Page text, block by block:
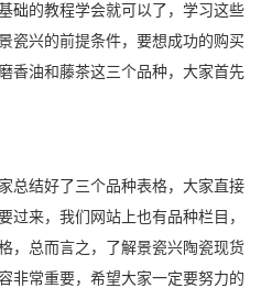
础的教程学会就可以了，学习这些
瓷兴的前提条件，要想成功的购买
香油和藤茶这三个品种，大家首先
总结好了三个品种表格，大家直接
过来，我们网站上也有品种栏目，
，总而言之，了解景瓷兴陶瓷现货
非常重要，希望大家一定要努力的